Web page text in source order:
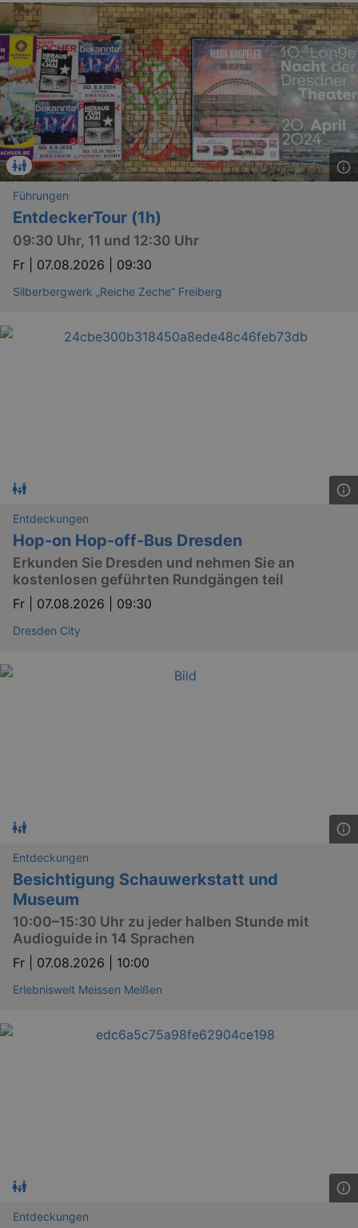
Führungen
EntdeckerTour (1h)
09:30 Uhr, 11 und 12:30 Uhr
Fr | 07.08.2026 | 09:30
Silberbergwerk „Reiche Zeche“ Freiberg
Entdeckungen
Hop-on Hop-off-Bus Dresden
Erkunden Sie Dresden und nehmen Sie an
kostenlosen geführten Rundgängen teil
Fr | 07.08.2026 | 09:30
Dresden City
Entdeckungen
Besichtigung Schauwerkstatt und
Museum
10:00–15:30 Uhr zu jeder halben Stunde mit
Audioguide in 14 Sprachen
Fr | 07.08.2026 | 10:00
Erlebniswelt Meissen Meißen
Entdeckungen